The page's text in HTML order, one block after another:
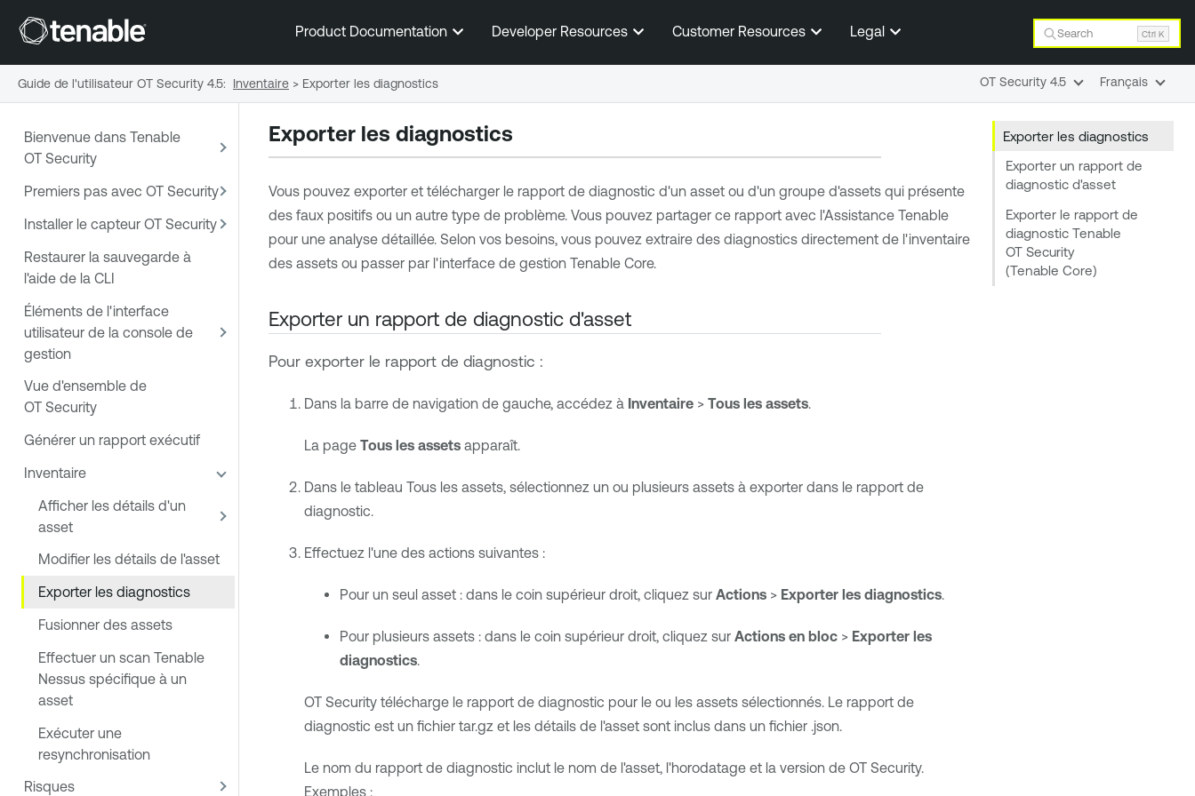
Passer au contenu principal
Product Documentation Developer Resources Customer Resources Legal Search Ctrl K
Bienvenue dans Tenable
OT Security
Premiers pas avec OT Security
Installer le capteur OT Security
Restaurer la sauvegarde à
l'aide de la CLI
Éléments de l'interface
utilisateur de la console de
gestion
Vue d'ensemble de
OT Security
Générer un rapport exécutif
Inventaire
Afficher les détails d'un
asset
Modifier les détails de l'asset
Exporter les diagnostics
Fusionner des assets
Effectuer un scan Tenable
Nessus spécifique à un
asset
Exécuter une
resynchronisation
Risques
Exporter les diagnostics
Exporter un rapport de
diagnostic d'asset
Exporter le rapport de
diagnostic Tenable
OT Security
(Tenable Core)
Exporter les diagnostics
Vous pouvez exporter et télécharger le rapport de diagnostic d'un asset ou d'un groupe d'assets qui présente
des faux positifs ou un autre type de problème. Vous pouvez partager ce rapport avec l'Assistance Tenable
pour une analyse détaillée. Selon vos besoins, vous pouvez extraire des diagnostics directement de l'inventaire
des assets ou passer par l'interface de gestion Tenable Core.
Exporter un rapport de diagnostic d'asset
Pour exporter le rapport de diagnostic :
Dans la barre de navigation de gauche, accédez à Inventaire> Tous les assets.
La page Tous les assetsapparaît.
Dans le tableau Tous les assets, sélectionnez un ou plusieurs assets à exporter dans le rapport de
diagnostic.
Effectuez l'une des actions suivantes :
Pour un seul asset : dans le coin supérieur droit, cliquez sur Actions> Exporter les diagnostics.
Pour plusieurs assets : dans le coin supérieur droit, cliquez sur Actions en bloc> Exporter les
diagnostics.
OT Securitytélécharge le rapport de diagnostic pour le ou les assets sélectionnés. Le rapport de
diagnostic est un fichier tar.gz et les détails de l'asset sont inclus dans un fichier .json.
Le nom du rapport de diagnostic inclut le nom de l'asset, l'horodatage et la version de OT Security.
Exemples :
Guide de l'utilisateur OT Security 4.5: Inventaire > Exporter les diagnostics OT Security 4.5 Français